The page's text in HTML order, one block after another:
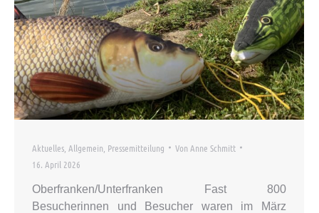
Aktuelles Allgemein Pressemitteilung Von Anne Schmitt
16. April 2026
Oberfranken/Unterfranken Fast 800
Besucherinnen und Besucher waren im März